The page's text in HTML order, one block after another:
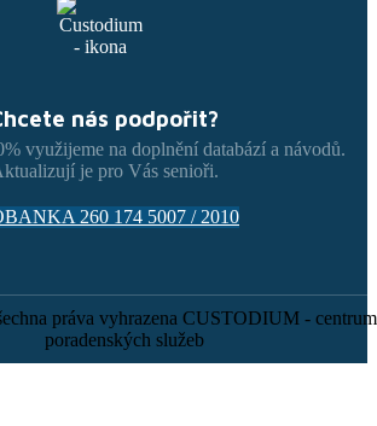
nás podpořit?
využijeme na doplnění databází a návodů.
je pro Vás senioři.
260 174 5007 / 2010
práva vyhrazena CUSTODIUM - centrum
poradenských služeb